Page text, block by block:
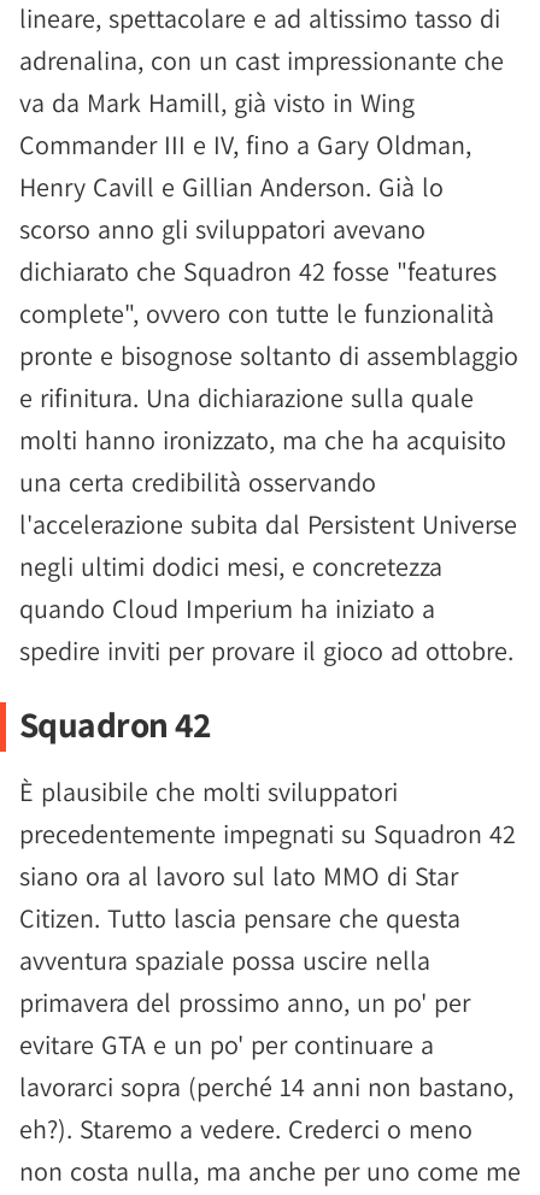
lineare, spettacolare e ad altissimo tasso di
adrenalina, con un cast impressionante che
va da Mark Hamill, già visto in Wing
Commander III e IV, fino a Gary Oldman,
Henry Cavill e Gillian Anderson. Già lo
scorso anno gli sviluppatori avevano
dichiarato che Squadron 42 fosse "features
complete", ovvero con tutte le funzionalità
pronte e bisognose soltanto di assemblaggio
e rifinitura. Una dichiarazione sulla quale
molti hanno ironizzato, ma che ha acquisito
una certa credibilità osservando
l'accelerazione subita dal Persistent Universe
negli ultimi dodici mesi, e concretezza
quando Cloud Imperium ha iniziato a
spedire inviti per provare il gioco ad ottobre.
Squadron 42
È plausibile che molti sviluppatori
precedentemente impegnati su Squadron 42
siano ora al lavoro sul lato MMO di Star
Citizen. Tutto lascia pensare che questa
avventura spaziale possa uscire nella
primavera del prossimo anno, un po' per
evitare GTA e un po' per continuare a
lavorarci sopra (perché 14 anni non bastano,
eh?). Staremo a vedere. Crederci o meno
non costa nulla, ma anche per uno come me